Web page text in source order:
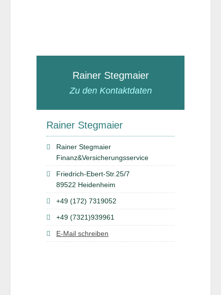
Rainer Stegmaier
Zu den Kontaktdaten
Rainer Stegmaier
Rainer Stegmaier
Finanz&Versicherungsservice
Friedrich-Ebert-Str.25/7
89522 Heidenheim
+49 (172) 7319052
+49 (7321)939961
E-Mail schreiben